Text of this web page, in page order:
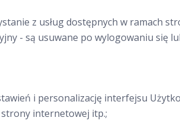
z usług dostępnych w ramach
- są usuwane po wylogowaniu się
i personalizację interfejsu
internetowej itp.;